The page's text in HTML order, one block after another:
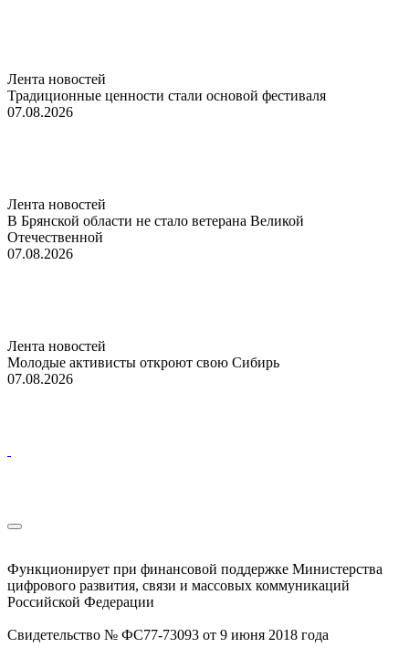
Лента новостей
Традиционные ценности стали основой фестиваля
07.08.2026
Лента новостей
В Брянской области не стало ветерана Великой
Отечественной
07.08.2026
Лента новостей
Молодые активисты откроют свою Сибирь
07.08.2026
Функционирует при финансовой поддержке Министерства
цифрового развития, связи и массовых коммуникаций
Российской Федерации
Свидетельство № ФС77-73093 от 9 июня 2018 года